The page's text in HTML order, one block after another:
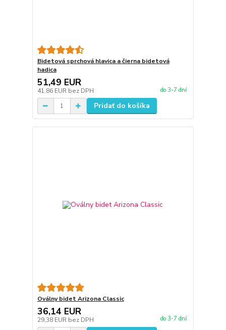
Bidetová sprchová hlavica a čierna bidetová
hadica
51,49 EUR
41,86 EUR bez DPH do 3-7 dní
Pridať do košíka
Oválny bidet Arizona Classic
36,14 EUR
29,38 EUR bez DPH do 3-7 dní